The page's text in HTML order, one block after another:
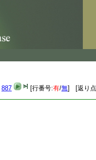
887 [行番号:有/無] [返り